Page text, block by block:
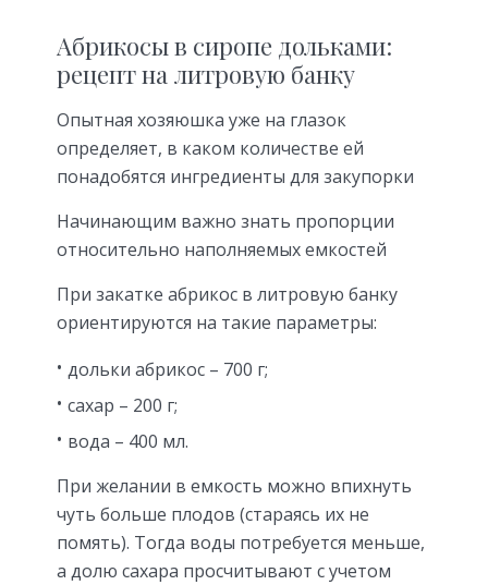
Абрикосы в сиропе дольками:
рецепт на литровую банку
Опытная хозяюшка уже на глазок
определяет, в каком количестве ей
понадобятся ингредиенты для закупорки
Начинающим важно знать пропорции
относительно наполняемых емкостей
При закатке абрикос в литровую банку
ориентируются на такие параметры:
дольки абрикос – 700 г;
сахар – 200 г;
вода – 400 мл.
При желании в емкость можно впихнуть
чуть больше плодов (стараясь их не
помять). Тогда воды потребуется меньше,
а долю сахара просчитывают с учетом